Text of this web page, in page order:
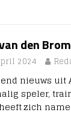
den
2024
nieuws uit
speler,
zich